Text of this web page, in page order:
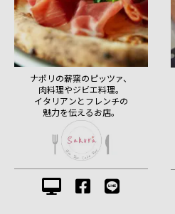
ナポリの薪窯のピッツァ、
肉料理やジビエ料理。
イタリアンとフレンチの
魅力を伝えるお店。